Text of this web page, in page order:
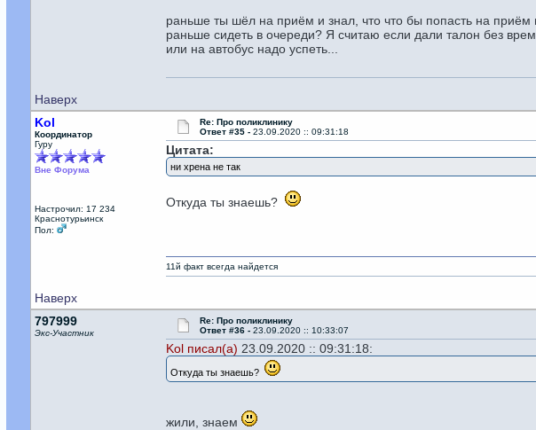
раньше ты шёл на приём и знал, что что бы попасть на приём
раньше сидеть в очереди? Я считаю если дали талон без
или на автобус надо успеть...
Наверх
Kol
Координатор
Гуру
Вне Форума
Настрочил: 17 234
Краснотурьинск
Пол:
Re: Про поликлинику
Ответ #35 - 23.09.2020 :: 09:31:18
Цитата:
ни хрена не так
Откуда ты знаешь?
Наверх
11й факт всегда найдется
797999
Экс-Участник
Re: Про поликлинику
Ответ #36 - 23.09.2020 :: 10:33:07
Kol писал(а) 23.09.2020 :: 09:31:18:
Откуда ты знаешь?
жили, знаем